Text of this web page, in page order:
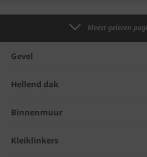
Meest gelezen
Gevel
Hellend dak
Binnenmuur
Kleiklinkers